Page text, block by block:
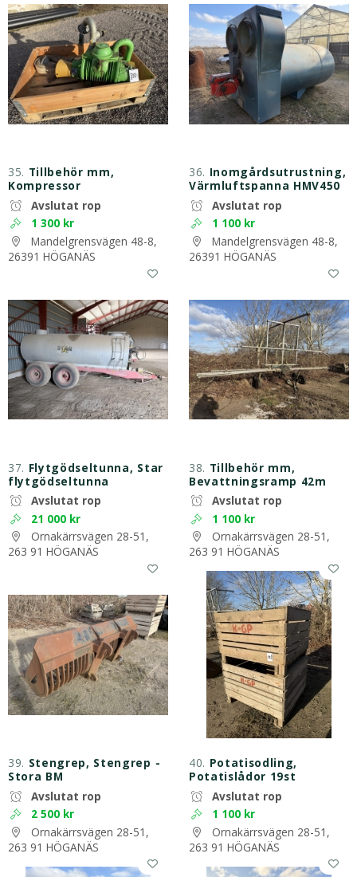
35. Tillbehör mm,
Kompressor
Avslutat rop
1 300 kr
Mandelgrensvägen 48-8,
26391 HÖGANÄS
36. Inomgårdsutrustning,
Värmluftspanna HMV450
Avslutat rop
1 100 kr
Mandelgrensvägen 48-8,
26391 HÖGANÄS
37. Flytgödseltunna, Star
flytgödseltunna
Avslutat rop
21 000 kr
Ornakärrsvägen 28-51,
263 91 HÖGANÄS
38. Tillbehör mm,
Bevattningsramp 42m
Avslutat rop
1 100 kr
Ornakärrsvägen 28-51,
263 91 HÖGANÄS
39. Stengrep, Stengrep -
Stora BM
Avslutat rop
2 500 kr
Ornakärrsvägen 28-51,
263 91 HÖGANÄS
40. Potatisodling,
Potatislådor 19st
Avslutat rop
1 100 kr
Ornakärrsvägen 28-51,
263 91 HÖGANÄS